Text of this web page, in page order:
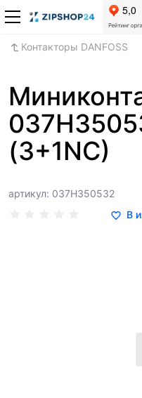
Контакторы DANFOSS
(3+1NC)
артикул: 037H350532
В